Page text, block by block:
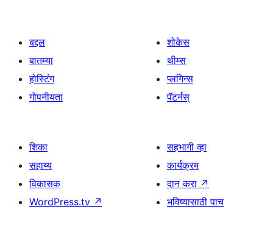
बद्दल
बातम्या
होस्टिंग
गोपनीयता
शोकेस
थीम्स
प्लगिन्स
पॅटर्नस्
शिका
सहाय्य
विकासक
WordPress.tv ↗
सहभागी व्हा
कार्यक्रम
दान करा ↗
भविष्यासाठी पाच